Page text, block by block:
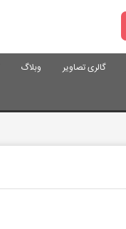
گالری تصاویر وبلاگ